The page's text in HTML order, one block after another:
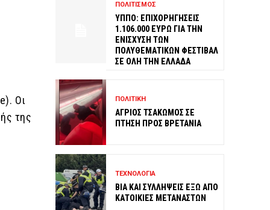
Οι
της
ΠΟΛΙΤΙΣΜΟΣ
ΥΠΠΟ: ΕΠΙΧΟΡΗΓΗΣΕΙΣ
1.106.000 ΕΥΡΩ ΓΙΑ ΤΗΝ
ΕΝΙΣΧΥΣΗ ΤΩΝ
ΠΟΛΥΘΕΜΑΤΙΚΩΝ ΦΕΣΤΙΒΑΛ
ΣΕ ΟΛΗ ΤΗΝ ΕΛΛΑΔΑ
ΠΟΛΙΤΙΚΗ
ΑΓΡΙΟΣ ΤΣΑΚΩΜΟΣ ΣΕ
ΠΤΗΣΗ ΠΡΟΣ ΒΡΕΤΑΝΙΑ
ΤΕΧΝΟΛΟΓΙΑ
ΒΙΑ ΚΑΙ ΣΥΛΛΗΨΕΙΣ ΕΞΩ ΑΠΟ
ΚΑΤΟΙΚΙΕΣ ΜΕΤΑΝΑΣΤΩΝ